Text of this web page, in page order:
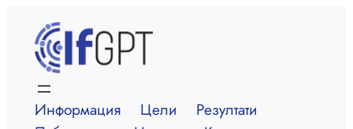
съдържанието
Информация Цели
Резултати